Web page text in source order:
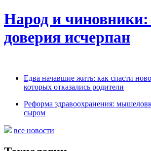
Народ и чиновники:
доверия исчерпан
Едва начавшие жить: как спасти
которых отказались родители
Реформа здравоохранения:
сыром
все новости